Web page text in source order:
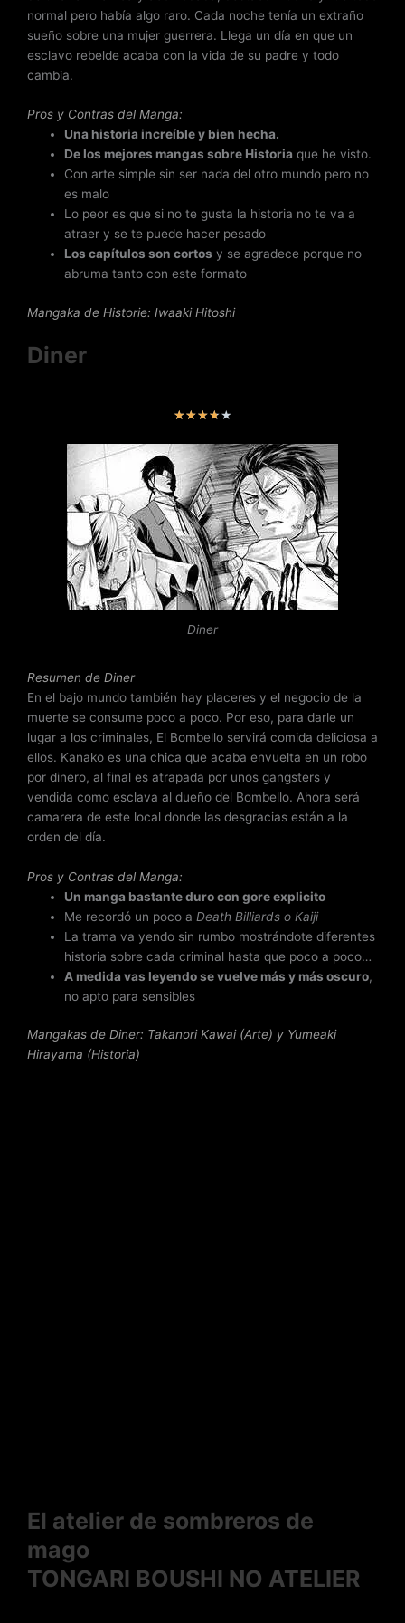
normal pero había algo raro. Cada noche tenía un extraño
sueño sobre una mujer guerrera. Llega un día en que un
esclavo rebelde acaba con la vida de su padre y todo
cambia.
Pros y Contras del Manga:
Una historia increíble y bien hecha.
De los mejores mangas sobre Historia que he visto.
Con arte simple sin ser nada del otro mundo pero no
es malo
Lo peor es que si no te gusta la historia no te va a
atraer y se te puede hacer pesado
Los capítulos son cortos y se agradece porque no
abruma tanto con este formato
Mangaka de Historie: Iwaaki Hitoshi
Diner
★★★★★V
l
o
r
a
d
o
c
o
n
d
e
5
Diner
Resumen de Diner
En el bajo mundo también hay placeres y el negocio de la
muerte se consume poco a poco. Por eso, para darle un
lugar a los criminales, El Bombello servirá comida deliciosa a
ellos. Kanako es una chica que acaba envuelta en un robo
por dinero, al final es atrapada por unos gangsters y
vendida como esclava al dueño del Bombello. Ahora será
camarera de este local donde las desgracias están a la
orden del día.
Pros y Contras del Manga:
Un manga bastante duro con gore explicito
Me recordó un poco a Death Billiards o Kaiji
La trama va yendo sin rumbo mostrándote diferentes
historia sobre cada criminal hasta que poco a poco…
A medida vas leyendo se vuelve más y más oscuro,
no apto para sensibles
Mangakas de Diner: Takanori Kawai (Arte) y Yumeaki
Hirayama (Historia)
El atelier de sombreros de
mago
TONGARI BOUSHI NO ATELIER